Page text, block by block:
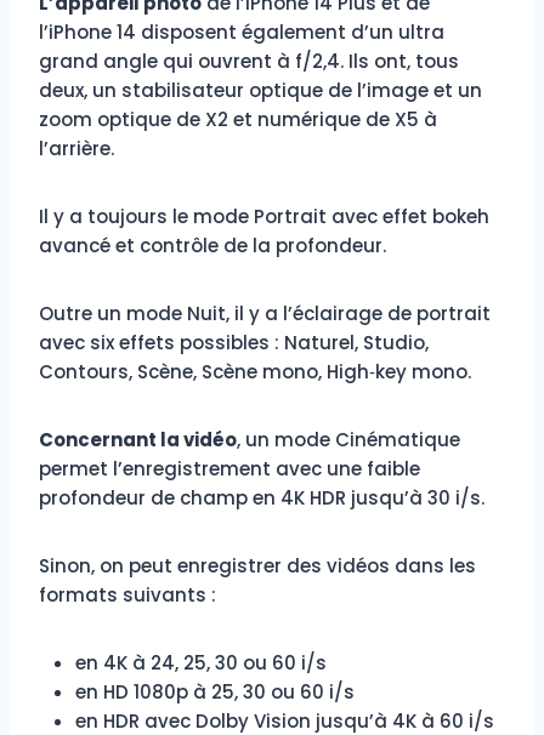
l’iPhone 14 disposent également d’un ultra
grand angle qui ouvrent à f/2,4. Ils ont, tous
deux, un stabilisateur optique de l’image et un
zoom optique de X2 et numérique de X5 à
l’arrière.
Il y a toujours le mode Portrait avec effet bokeh
avancé et contrôle de la profondeur.
Outre un mode Nuit, il y a l’éclairage de portrait
avec six effets possibles : Naturel, Studio,
Contours, Scène, Scène mono, High‑key mono.
Concernant la vidéo, un mode Cinématique
permet l’enregistrement avec une faible
profondeur de champ en 4K HDR jusqu’à 30 i/s.
Sinon, on peut enregistrer des vidéos dans les
formats suivants :
en 4K à 24, 25, 30 ou 60 i/s
en HD 1080p à 25, 30 ou 60 i/s
en HDR avec Dolby Vision jusqu’à 4K à 60 i/s